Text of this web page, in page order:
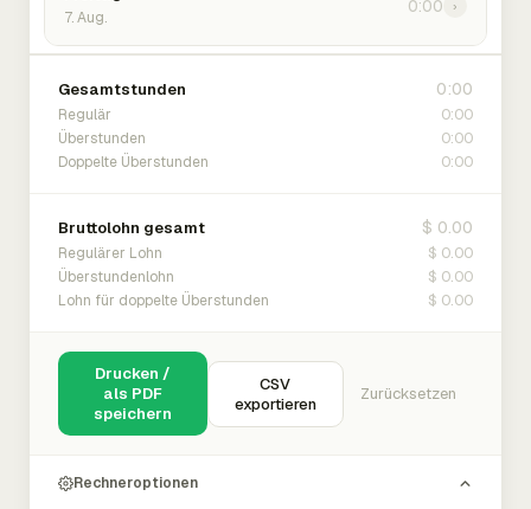
7. Aug.
0:00 ›
Gesamtstunden 0:00
Regulär 0:00
Überstunden 0:00
Doppelte Überstunden 0:00
Bruttolohn gesamt $ 0.00
Regulärer Lohn $ 0.00
Überstundenlohn $ 0.00
Lohn für doppelte Überstunden $ 0.00
Drucken /
als PDF
speichern
CSV
exportieren
Zurücksetzen
Rechneroptionen